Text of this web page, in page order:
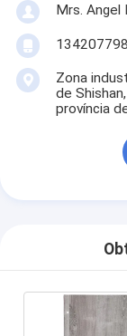
Mrs. Angel
Zona
de
província